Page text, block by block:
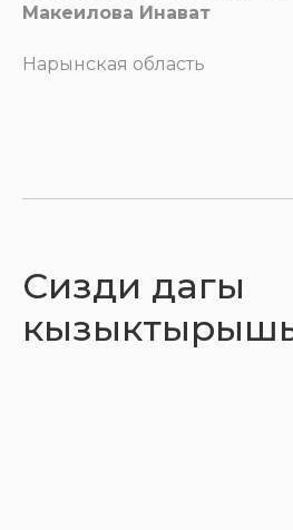
Макеилова Инават
Нарынская область
Сизди дагы
кызыктырышы